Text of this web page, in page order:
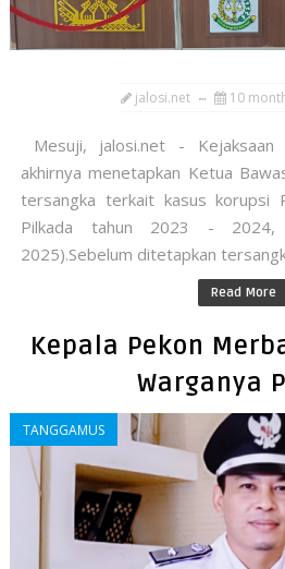
jalosi.net 10
Mesuji, jalosi.net -
akhirnya menetapkan Ketua
tersangka terkait kasus korupsi
Pilkada tahun 2023 - 2024,
2025).Sebelum ditetapkan
Read More
Kepala Pekon
Warganya
TANGGAMUS